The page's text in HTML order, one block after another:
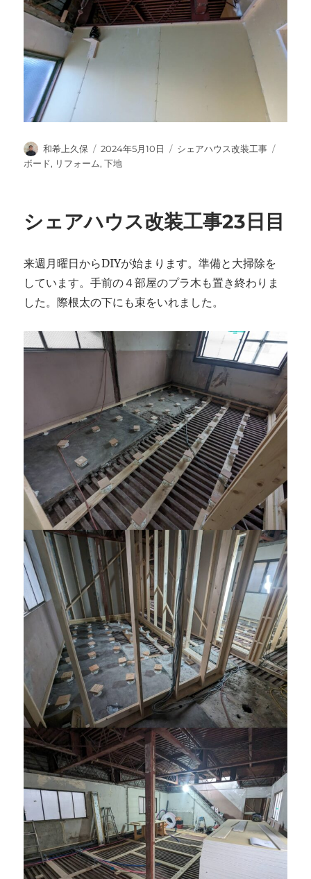
投
稿
和希上久保
投
稿
2024年5月10日
カ
シェアハウス改装工事
ボード, リフォーム,下地
シェアハウス改装工事23日目
来週月曜日からDIYが始まります。準備と大掃除を
しています。手前の４部屋のプラ木も置き終わりま
した。際根太の下にも束をいれました。